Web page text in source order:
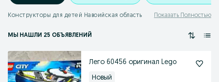
Конструкторы для детей Навоийская область Показать Полностью
МЫ НАШЛИ 25 ОБЪЯВЛЕНИЙ
Лего 60456 оригинал Lego
Новый